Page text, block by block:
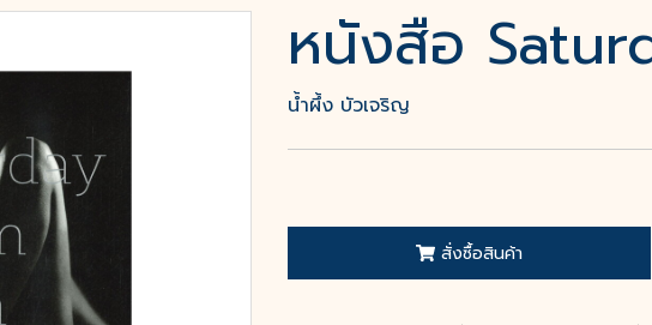
หนังสือ
น้ำผึ้ง บัวเจริญ
สั่งซื้อสินค้า